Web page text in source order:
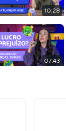
10:28
07:43